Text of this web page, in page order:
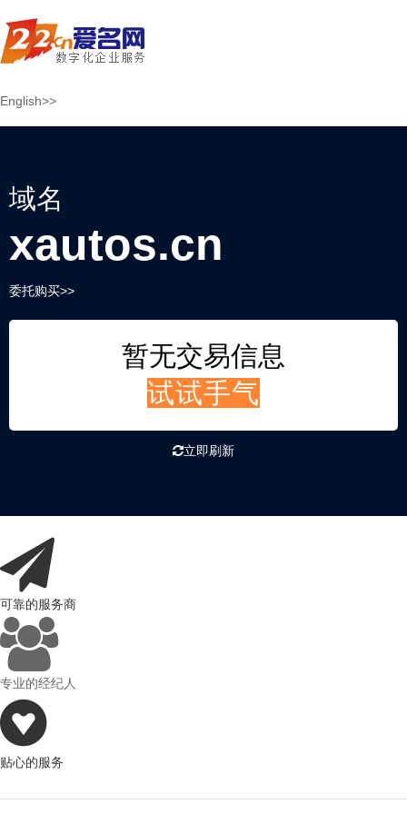
English>>
域名
xautos.cn
委托购买>>
暂无交易信息
试试手气
立即刷新
可靠的服务商
专业的经纪人
贴心的服务